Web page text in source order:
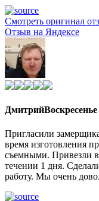
Смотреть оригинал
Отзыв на Яндексе
Дмитрий
Пригласили
время изготовления
съемными. Привезли в
течении 1 дня.
работу. Мы очень